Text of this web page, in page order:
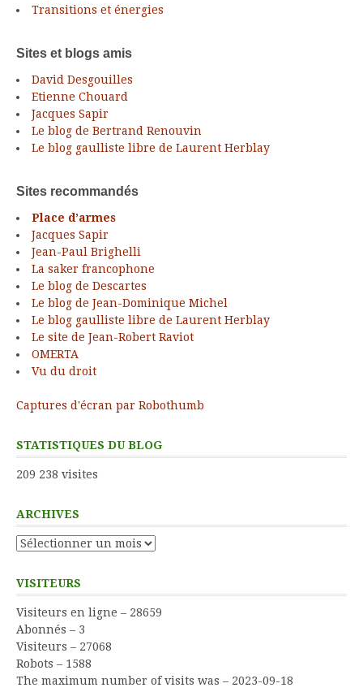
Transitions et énergies
Sites et blogs amis
David Desgouilles
Etienne Chouard
Jacques Sapir
Le blog de Bertrand Renouvin
Le blog gaulliste libre de Laurent Herblay
Sites recommandés
Place d’armes
Jacques Sapir
Jean-Paul Brighelli
La saker francophone
Le blog de Descartes
Le blog de Jean-Dominique Michel
Le blog gaulliste libre de Laurent Herblay
Le site de Jean-Robert Raviot
OMERTA
Vu du droit
Captures d'écran par Robothumb
STATISTIQUES DU BLOG
209 238 visites
ARCHIVES
Archives
VISITEURS
Visiteurs en ligne – 28659
Abonnés – 3
Visiteurs – 27068
Robots – 1588
The maximum number of visits was – 2023-09-18